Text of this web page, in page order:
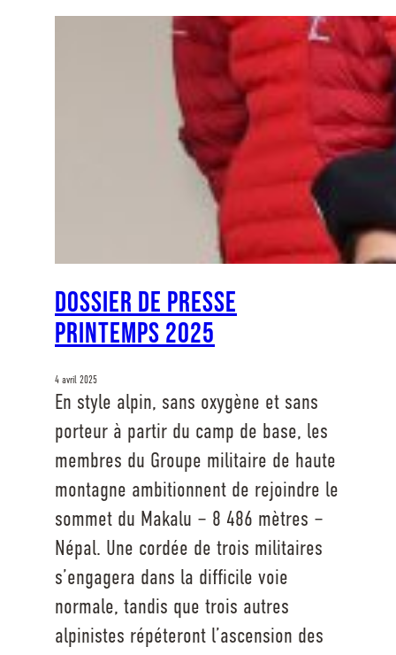
Dossier de presse
printemps 2025
4 avril 2025
En style alpin, sans oxygène et sans
porteur à partir du camp de base, les
membres du Groupe militaire de haute
montagne ambitionnent de rejoindre le
sommet du Makalu – 8 486 mètres –
Népal. Une cordée de trois militaires
s’engagera dans la difficile voie
normale, tandis que trois autres
alpinistes répéteront l’ascension des